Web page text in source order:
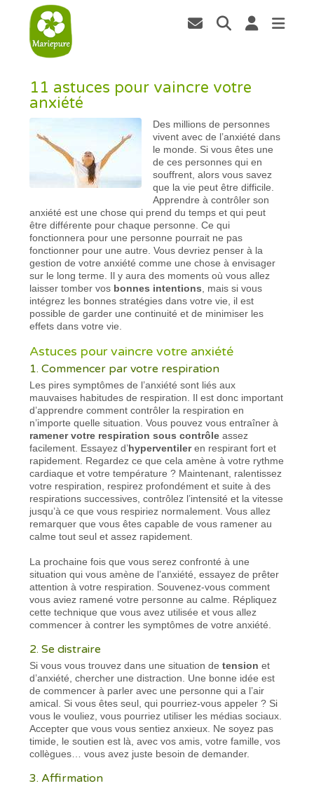
11 astuces pour vaincre votre
anxiété
Des millions de personnes
vivent avec de l’anxiété dans
le monde. Si vous êtes une
de ces personnes qui en
souffrent, alors vous savez
que la vie peut être difficile.
Apprendre à contrôler son
anxiété est une chose qui prend du temps et qui peut
être différente pour chaque personne. Ce qui
fonctionnera pour une personne pourrait ne pas
fonctionner pour une autre. Vous devriez penser à la
gestion de votre anxiété comme une chose à envisager
sur le long terme. Il y aura des moments où vous allez
laisser tomber vos bonnes intentions , mais si vous
intégrez les bonnes stratégies dans votre vie, il est
possible de garder une continuité et de minimiser les
effets dans votre vie.
Astuces pour vaincre votre anxiété
1. Commencer par votre respiration
Les pires symptômes de l’anxiété sont liés aux
mauvaises habitudes de respiration. Il est donc important
d’apprendre comment contrôler la respiration en
n’importe quelle situation. Vous pouvez vous entraîner à
ramener votre respiration sous contrôle assez
facilement. Essayez d’hyperventileren respirant fort et
rapidement. Regardez ce que cela amène à votre rythme
cardiaque et votre température ? Maintenant, ralentissez
votre respiration, respirez profondément et suite à des
respirations successives, contrôlez l’intensité et la vitesse
jusqu’à ce que vous respiriez normalement. Vous allez
remarquer que vous êtes capable de vous ramener au
calme tout seul et assez rapidement.
La prochaine fois que vous serez confronté à une
situation qui vous amène de l’anxiété, essayez de prêter
attention à votre respiration. Souvenez-vous comment
vous aviez ramené votre personne au calme. Répliquez
cette technique que vous avez utilisée et vous allez
commencer à contrer les symptômes de votre anxiété.
2. Se distraire
Si vous vous trouvez dans une situation detension et
d’anxiété, chercher une distraction. Une bonne idée est
de commencer à parler avec une personne qui a l’air
amical. Si vous êtes seul, qui pourriez-vous appeler ? Si
vous le vouliez, vous pourriez utiliser les médias sociaux.
Accepter que vous vous sentiez anxieux. Ne soyez pas
timide, le soutien est là, avec vos amis, votre famille, vos
collègues… vous avez juste besoin de demander.
3. Affirmation